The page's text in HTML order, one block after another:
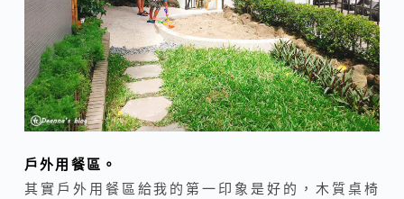
戶外用餐區。
其實戶外用餐區給我的第一印象是好的，木質桌椅